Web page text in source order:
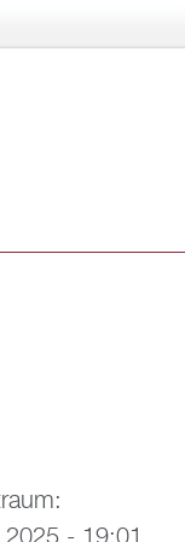
2025 - 19:01